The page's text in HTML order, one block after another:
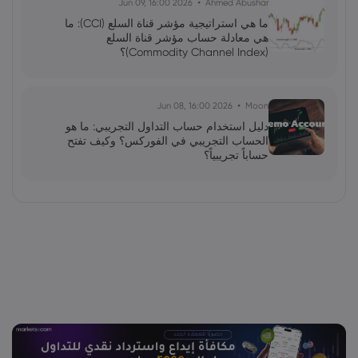
Ahmed Abushar
2026 Jun 09, 16:00
ما هي استراتيجية مؤشر قناة السلع (CCI): ما
هي معادلة حساب مؤشر قناة السلع
(Commodity Channel Index)؟
Moon
2026 Jun 08, 16:00
دليل استخدام حساب التداول التجريبي: ما هو
الحساب التجريبي في الفوركس؟ وكيف تفتح
حساباً تجريبياً؟